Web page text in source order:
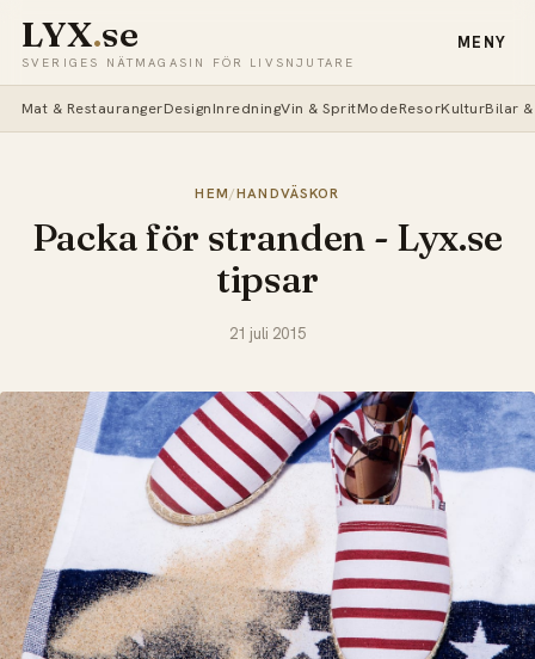
LYX.se
SVERIGES NÄTMAGASIN FÖR LIVSNJUTARE
MENY
Mat & RestaurangerDesignInredningVin & SpritModeResorKulturBilar
HEM/HANDVÄSKOR
Packa för stranden - Lyx.se
tipsar
21 juli 2015